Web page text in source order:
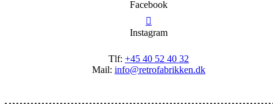
Facebook
Instagram
Tlf: +45 40 52 40 32
Mail: info@retrofabrikken.dk